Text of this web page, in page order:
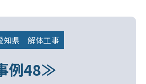
知県 解体工事
例48≫